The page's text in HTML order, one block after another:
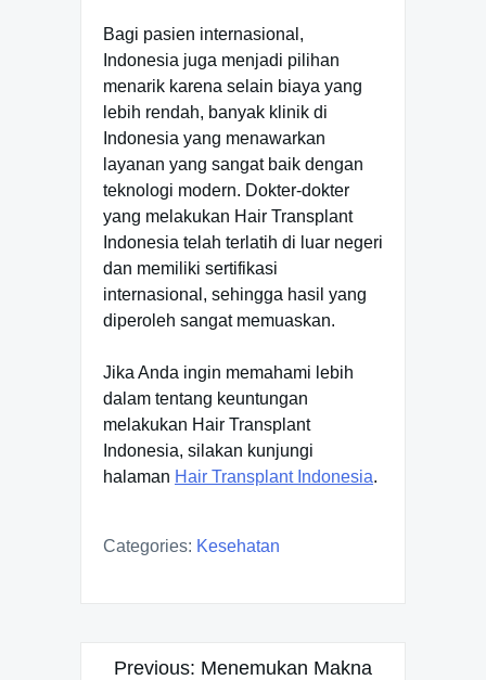
Bagi pasien internasional,
Indonesia juga menjadi pilihan
menarik karena selain biaya yang
lebih rendah, banyak klinik di
Indonesia yang menawarkan
layanan yang sangat baik dengan
teknologi modern. Dokter-dokter
yang melakukan Hair Transplant
Indonesia telah terlatih di luar negeri
dan memiliki sertifikasi
internasional, sehingga hasil yang
diperoleh sangat memuaskan.
Jika Anda ingin memahami lebih
dalam tentang keuntungan
melakukan Hair Transplant
Indonesia, silakan kunjungi
halaman Hair Transplant Indonesia.
Categories: Kesehatan
PostPrevious: Menemukan Makna